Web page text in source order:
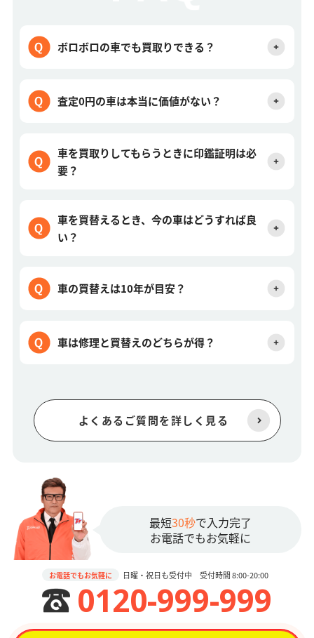
ボロボロの車でも買取りできる？
査定0円の車は本当に価値がない？
車を買取りしてもらうときに印鑑証明は必
要？
車を買替えるとき、今の車はどうすれば良
い？
車の買替えは10年が目安？
車は修理と買替えのどちらが得？
よくあるご質問を詳しく見る
最短30秒で入力完了
お電話でもお気軽に
お電話でもお気軽に 日曜・祝日も受付中 受付時間 8:00-20:00
0120-999-999